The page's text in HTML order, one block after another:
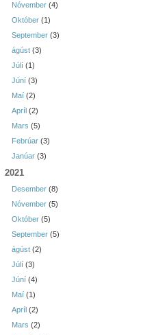
Nóvember (4)
Október (1)
September (3)
ágúst (3)
Júlí (1)
Júní (3)
Maí (2)
Apríl (2)
Mars (5)
Febrúar (3)
Janúar (3)
2021
Desember (8)
Nóvember (5)
Október (5)
September (5)
ágúst (2)
Júlí (3)
Júní (4)
Maí (1)
Apríl (2)
Mars (2)